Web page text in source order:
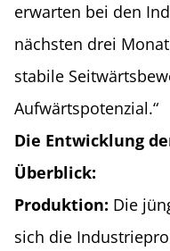
erwarten bei den
nächsten drei
stabile
Aufwärtspotenzial.“
Die Entwicklung
Überblick:
Produktion: Die
sich die